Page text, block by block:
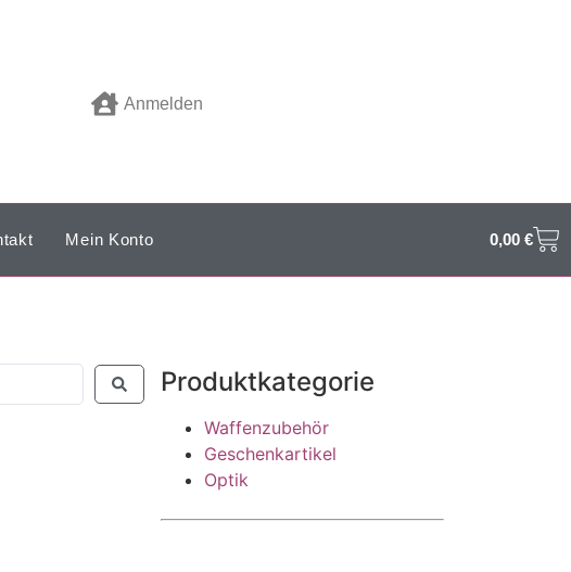
Anmelden
Mein Konto 0,00 €
Produktkategorie
Waffenzubehör
Geschenkartikel
Optik